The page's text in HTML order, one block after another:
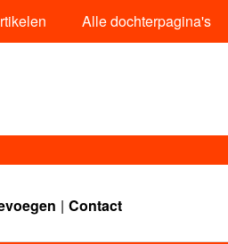
Alle dochterpagina's
Contact